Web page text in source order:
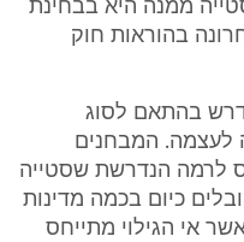
ממנה היא בבחינת
בהוראות חוק
בהתאם לסוג
לעצמה. המבחנים
לרמה הנדרשת שסטייה
כיום בכמה מדינות
אי הגילוי מתייחס